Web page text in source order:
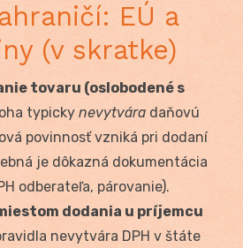
EÚ a
(v skratke)
tovaru (oslobodené s
typicky nevytvára daňovú
povinnosť vzniká pri dodaní
je dôkazná dokumentácia
odberateľa, párovanie).
dodania u príjemcu
nevytvára DPH v štáte